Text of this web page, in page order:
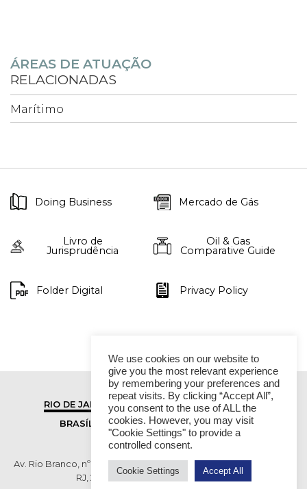
ÁREAS DE ATUAÇÃO
RELACIONADAS
Marítimo
Doing Business Mercado de Gás
Livro de
Jurisprudência
Oil & Gas
Comparative Guide
Folder Digital Privacy Policy
RIO DE JANEIRO
SÃO PAULO
BRASÍLIA
VITÓRIA
Av. Rio Branco, nº 01, 14º andar - Ed. RB1- Centro, Rio de Janeiro -
RJ, 20090-003 TEL (55 21) 2276 6200
We use cookies on our website to
give you the most relevant experience
by remembering your preferences and
repeat visits. By clicking “Accept All”,
you consent to the use of ALL the
cookies. However, you may visit
"Cookie Settings" to provide a
controlled consent.
Cookie Settings Accept All